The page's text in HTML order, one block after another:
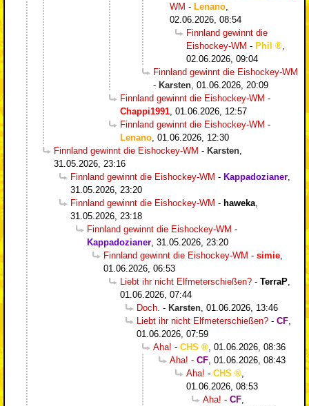
WM - Lenano,
02.06.2026, 08:54
Finnland gewinnt die
Eishockey-WM - Phil
,
02.06.2026, 09:04
Finnland gewinnt die Eishockey-WM
- Karsten, 01.06.2026, 20:09
Finnland gewinnt die Eishockey-WM -
Chappi1991, 01.06.2026, 12:57
Finnland gewinnt die Eishockey-WM -
Lenano, 01.06.2026, 12:30
Finnland gewinnt die Eishockey-WM - Karsten,
31.05.2026, 23:16
Finnland gewinnt die Eishockey-WM - Kappadozianer,
31.05.2026, 23:20
Finnland gewinnt die Eishockey-WM - haweka,
31.05.2026, 23:18
Finnland gewinnt die Eishockey-WM -
Kappadozianer, 31.05.2026, 23:20
Finnland gewinnt die Eishockey-WM - simie,
01.06.2026, 06:53
Liebt ihr nicht Elfmeterschießen? - TerraP,
01.06.2026, 07:44
Doch. - Karsten, 01.06.2026, 13:46
Liebt ihr nicht Elfmeterschießen? - CF,
01.06.2026, 07:59
Aha! - CHS , 01.06.2026, 08:36
Aha! - CF, 01.06.2026, 08:43
Aha! - CHS
,
01.06.2026, 08:53
Aha! - CF,